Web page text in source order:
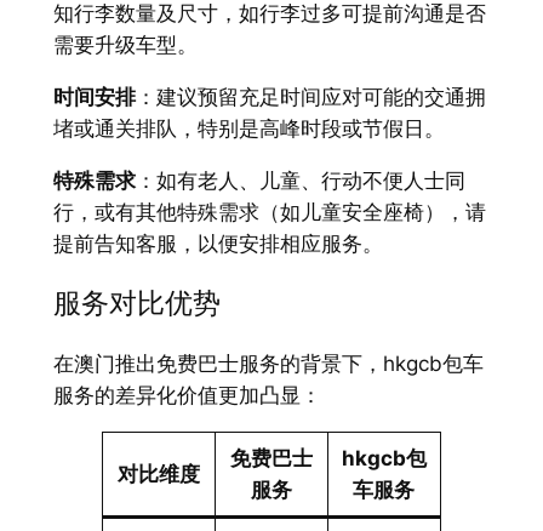
知行李数量及尺寸，如行李过多可提前沟通是否
需要升级车型。
时间安排：建议预留充足时间应对可能的交通拥
堵或通关排队，特别是高峰时段或节假日。
特殊需求：如有老人、儿童、行动不便人士同
行，或有其他特殊需求（如儿童安全座椅），请
提前告知客服，以便安排相应服务。
服务对比优势
在澳门推出免费巴士服务的背景下，hkgcb包车
服务的差异化价值更加凸显：
对比维度
免费巴士
服务
hkgcb包
车服务